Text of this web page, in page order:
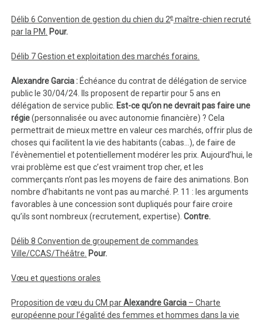
Délib 6 Convention de gestion du chien du 2emaître-chien recruté
par la PM.
Pour.
Délib 7 Gestion et exploitation des marchés forains.
Alexandre Garcia : Échéance du contrat de délégation de service
public le 30/04/24. Ils proposent de repartir pour 5 ans en
délégation de service public. Est-ce qu’on ne devrait pas faire une
régie(personnalisée ou avec autonomie financière) ? Cela
permettrait de mieux mettre en valeur ces marchés, offrir plus de
choses qui facilitent la vie des habitants (cabas…), de faire de
l’évènementiel et potentiellement modérer les prix. Aujourd’hui, le
vrai problème est que c’est vraiment trop cher, et les
commerçants n’ont pas les moyens de faire des animations. Bon
nombre d’habitants ne vont pas au marché. P. 11 : les arguments
favorables à une concession sont dupliqués pour faire croire
qu’ils sont nombreux (recrutement, expertise).Contre.
Délib 8 Convention de groupement de commandes
Ville/CCAS/Théâtre. Pour.
Vœu et questions orales
Proposition de vœu du CM parAlexandre Garcia – Charte
européenne pour l’égalité des femmes et hommes dans la vie